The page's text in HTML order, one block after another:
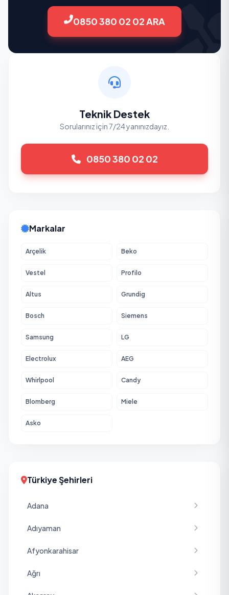
0850 380 02 02 ARA
Teknik Destek
Sorularınız için 7/24 yanınızdayız.
0850 380 02 02
Markalar
Arçelik Beko
Vestel Profilo
Altus Grundig
Bosch Siemens
Samsung LG
Electrolux AEG
Whirlpool Candy
Blomberg Miele
Asko
Türkiye Şehirleri
Adana
Adıyaman
Afyonkarahisar
Ağrı